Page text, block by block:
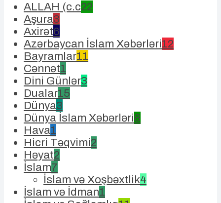
ALLAH (c.c22
Aşura3
Axirət6
Azərbaycan İslam Xəbərləri12
Bayramlar11
Cənnət1
Dini Günlər3
Dualar15
Dünya3
Dünya İslam Xəbərləri8
Hava1
Hicri Təqvimi2
Həyat2
İslam7
İslam və Xoşbəxtlik4
İslam və İdman1